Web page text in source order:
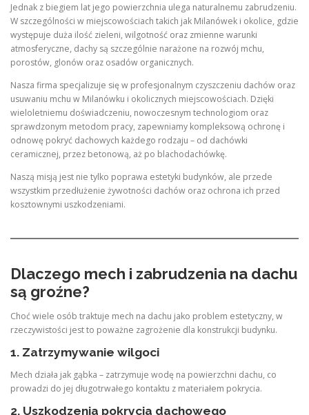
Jednak z biegiem lat jego powierzchnia ulega naturalnemu zabrudzeniu.
W szczególności w miejscowościach takich jak Milanówek i okolice, gdzie
występuje duża ilość zieleni, wilgotność oraz zmienne warunki
atmosferyczne, dachy są szczególnie narażone na rozwój mchu,
porostów, glonów oraz osadów organicznych.
Nasza firma specjalizuje się w profesjonalnym czyszczeniu dachów oraz
usuwaniu mchu w Milanówku i okolicznych miejscowościach. Dzięki
wieloletniemu doświadczeniu, nowoczesnym technologiom oraz
sprawdzonym metodom pracy, zapewniamy kompleksową ochronę i
odnowę pokryć dachowych każdego rodzaju – od dachówki
ceramicznej, przez betonową, aż po blachodachówkę.
Naszą misją jest nie tylko poprawa estetyki budynków, ale przede
wszystkim przedłużenie żywotności dachów oraz ochrona ich przed
kosztownymi uszkodzeniami.
Dlaczego mech i zabrudzenia na dachu
są groźne?
Choć wiele osób traktuje mech na dachu jako problem estetyczny, w
rzeczywistości jest to poważne zagrożenie dla konstrukcji budynku.
1. Zatrzymywanie wilgoci
Mech działa jak gąbka – zatrzymuje wodę na powierzchni dachu, co
prowadzi do jej długotrwałego kontaktu z materiałem pokrycia.
2. Uszkodzenia pokrycia dachowego